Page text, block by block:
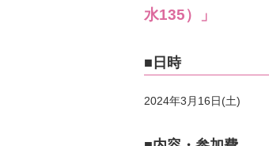
水135）」
■日時
2024年3月16日(土)